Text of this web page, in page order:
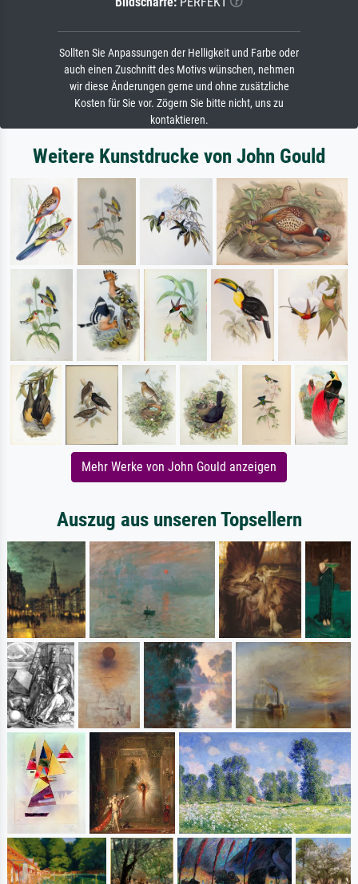
Sollten Sie Anpassungen der Helligkeit und Farbe oder
auch einen Zuschnitt des Motivs wünschen, nehmen
wir diese Änderungen gerne und ohne zusätzliche
Kosten für Sie vor. Zögern Sie bitte nicht, uns zu
kontaktieren.
Weitere Kunstdrucke von John Gould
Mehr Werke von John Gould anzeigen
Auszug aus unseren Topsellern